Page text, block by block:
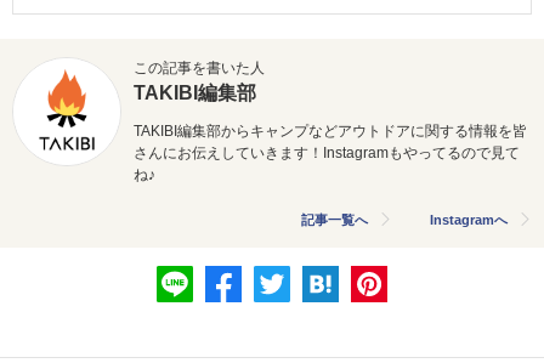
この記事を書いた人
TAKIBI編集部
TAKIBI編集部からキャンプなどアウトドアに関する情報を皆
さんにお伝えしていきます！Instagramもやってるので見て
ね♪
記事一覧へ Instagramへ